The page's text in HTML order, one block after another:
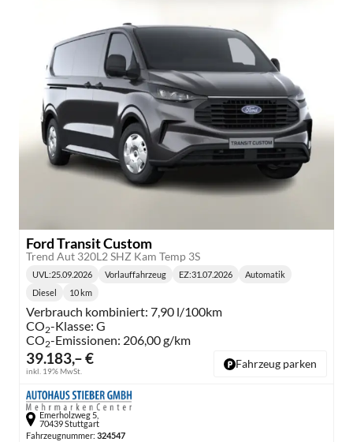
Ford Transit Custom
Trend Aut 320L2 SHZ Kam Temp 3S
39.183,– €
inkl. 19% MwSt.
UVL :25.09.2026 Vorlauffahrzeug EZ:31.07.2026 Automatik
Diesel 10 km
Verbrauch kombiniert: 7,90 l/100km
CO2-Klasse: G
CO2-Emissionen: 206,00 g/km
Fahrzeug parken
Emerholzweg 5,
70439 Stuttgart
Fahrzeugnummer: 324547